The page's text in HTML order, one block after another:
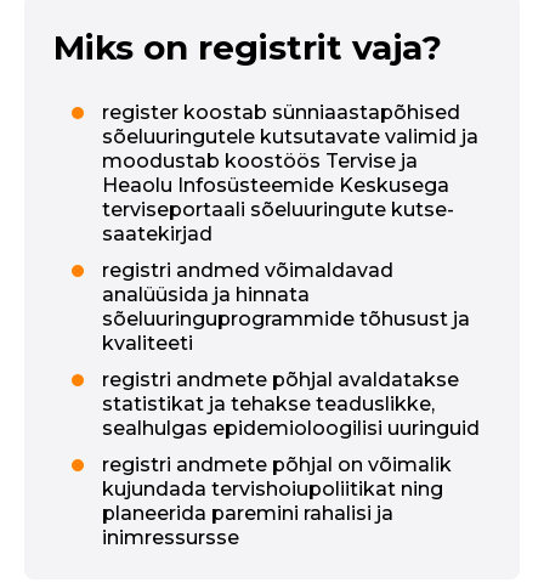
Miks on registrit vaja?
register koostab sünniaastapõhised
sõeluuringutele kutsutavate valimid ja
moodustab koostöös Tervise ja
Heaolu Infosüsteemide Keskusega
terviseportaali sõeluuringute kutse-
saatekirjad
registri andmed võimaldavad
analüüsida ja hinnata
sõeluuringuprogrammide tõhusust ja
kvaliteeti
registri andmete põhjal avaldatakse
statistikat ja tehakse teaduslikke,
sealhulgas epidemioloogilisi uuringuid
registri andmete põhjal on võimalik
kujundada tervishoiupoliitikat ning
planeerida paremini rahalisi ja
inimressursse